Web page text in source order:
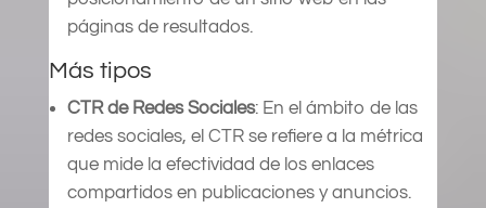
páginas de resultados.
Más tipos
CTR de Redes Sociales: En el ámbito de las
redes sociales, el CTR se refiere a la métrica
que mide la efectividad de los enlaces
compartidos en publicaciones y anuncios.